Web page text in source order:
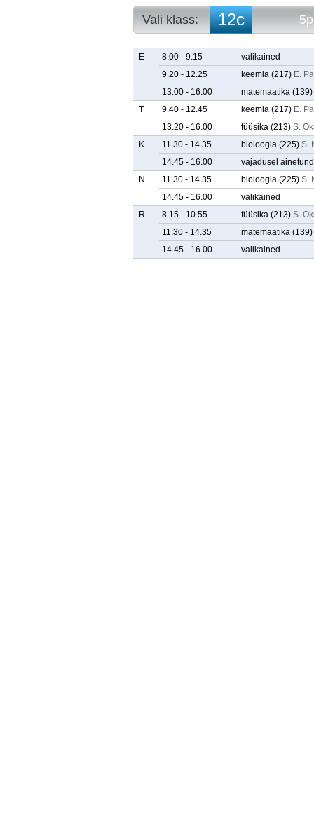
Vali klass: 12c
10c
11b
11c
12a
12b
12e
5p. tunniplaan
E 8.00 - 9.15
valikained
9.20 - 12.25
keemia (217) E.
13.00 - 16.00
matemaatika (139)
T
9.40 - 12.45 keemia (217) E.
13.20 - 16.00
füüsika (213) S.
K
11.30 - 14.35 bioloogia (225) S.
14.45 - 16.00
vajadusel
N
11.30 - 14.35 bioloogia (225) S.
14.45 - 16.00
valikained
R
8.15 - 10.55 füüsika (213) S.
11.30 - 14.35
matemaatika (139)
14.45 - 16.00
valikained